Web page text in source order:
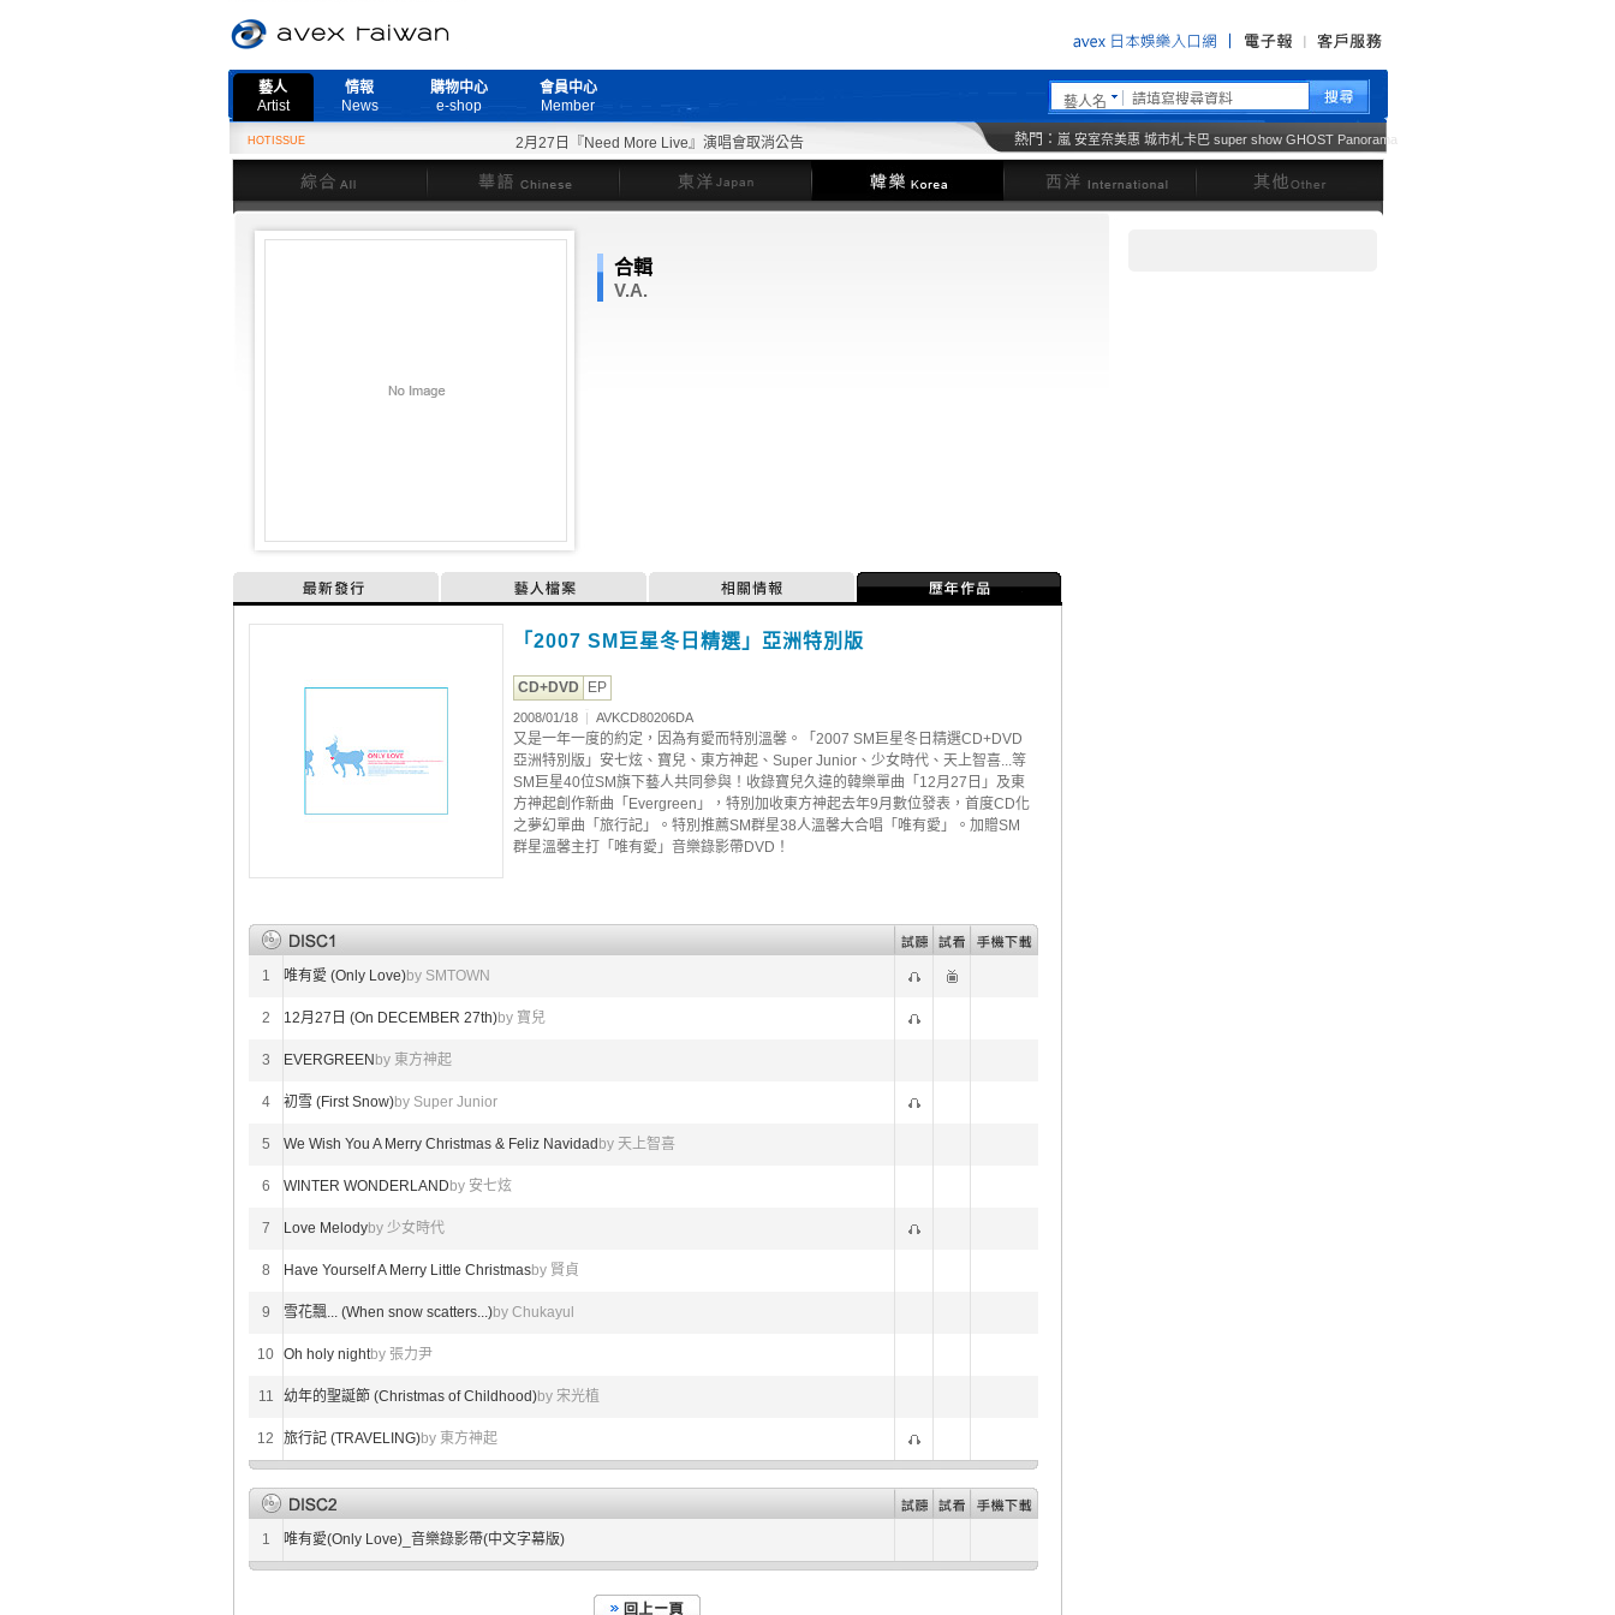
藝人
Artist
情報
News
購物中心
e-shop
會員中心
Member
藝人名
HOTISSUE 2月27日『Need More Live』演唱會取消公告 熱門： 嵐 安室奈美惠 城市札卡巴 super show GHOST Panorama
綜合 華語 東洋 韓樂 其他
合輯
V.A.
最新發行 藝人檔案 相關情報 歷年作品
「2007 SM巨星冬日精選」亞洲特別版
CD+DVD EP
2008/01/18 | AVKCD80206DA
又是一年一度的約定，因為有愛而特別溫馨。「2007 SM巨星冬日精選CD+DVD
亞洲特別版」安七炫、寶兒、東方神起、Super Junior、少女時代、天上智喜...等
SM巨星40位SM旗下藝人共同參與！收錄寶兒久違的韓樂單曲「12月27日」及東
方神起創作新曲「Evergreen」，特別加收東方神起去年9月數位發表，首度CD化
之夢幻單曲「旅行記」。特別推薦SM群星38人溫馨大合唱「唯有愛」。加贈SM
群星溫馨主打「唯有愛」音樂錄影帶DVD！
1 唯有愛 (Only Love)by SMTOWN
2 12月27日 (On DECEMBER 27th)by 寶兒
3 EVERGREEN by 東方神起
4 初雪 (First Snow)by Super Junior
5 We Wish You A Merry Christmas & Feliz Navidad by 天上智喜
6 WINTER WONDERLAND by 安七炫
7 Love Melodyby 少女時代
8 Have Yourself A Merry Little Christmasby 賢貞
9 雪花飄... (When snow scatters...)by Chukayul
10 Oh holy nightby 張力尹
11 幼年的聖誕節 (Christmas of Childhood)by 宋光植
12 旅行記 (TRAVELING)by 東方神起
1 唯有愛(Only Love)_音樂錄影帶(中文字幕版)